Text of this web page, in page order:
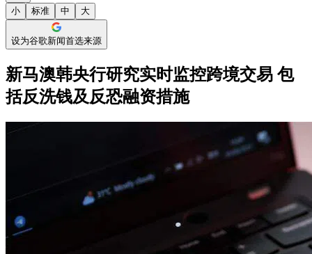
小 标准 中 大
设为谷歌新闻首选来源
新马澳韩央行研究实时监控跨境交易 包
括反洗钱及反恐融资措施